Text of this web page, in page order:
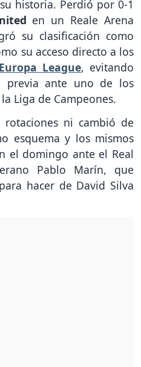
historia. Perdió por 0-1
en un Reale Arena
su clasificación como
su acceso directo a los
Europa League, evitando
previa ante uno de los
Liga de Campeones.
ni cambió de
esquema y los mismos
el domingo ante el Real
Pablo Marín, que
hacer de David Silva